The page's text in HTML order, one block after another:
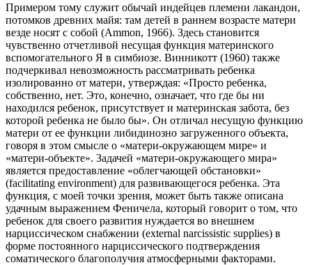
Примером тому служит обычай индейцев племени лакандон,
потомков древних майя: там детей в раннем возрасте матери
везде носят с собой (Ammon, 1966). Здесь становится
чувственно отчетливой несущая функция материнс­кого
вспомогательного Я в симбиозе. Винникотт (1960) также
подчеркивал не­возможность рассматривать ребенка
изолированно от матери, утверждая: «Про­сто ребенка,
собственно, нет. Это, конечно, означает, что где бы ни
находился ребенок, присутствует и материнская забота, без
которой ребенка не было бы». Он отличал несущую функцию
матери от ее функции либидинозно загружен­ного объекта,
говоря в этом смысле о «матери-окружающем мире» и
«матери-объекте». Задачей «матери-окружающего мира»
является предоставление «об­легчающей обстановки»
(facilitating environment) для развивающегося ребен­ка. Эта
функция, с моей точки зрения, может быть также описана
удачным выражением Феничела, который говорит о том, что
ребенок для своего разви­тия нуждается во внешнем
нарциссическом снабжении (external narcissistic supplies) в
форме постоянного нарциссического подтверждения
соматическо­го благополучия атмосферными факторами.